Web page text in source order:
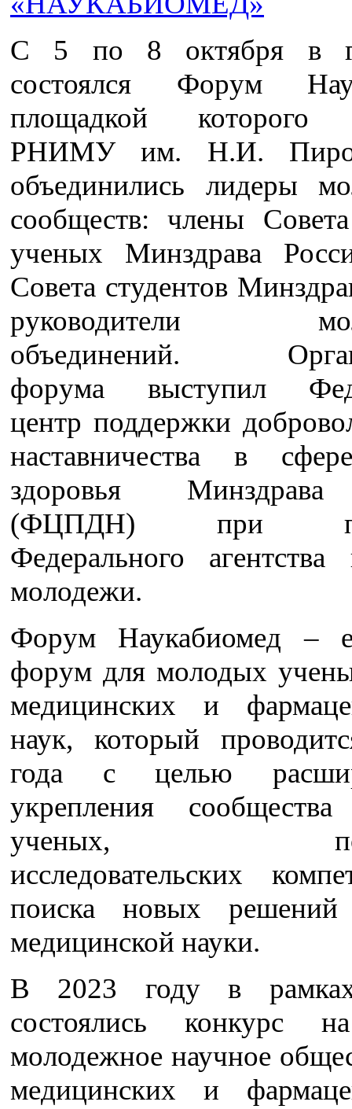
С 5 по 8 октября в
состоялся Форум
площадкой которого
РНИМУ им. Н.И.
объединились лидеры
сообществ: члены
ученых Минздрава
Совета студентов
руководители
объединений.
форума выступил
центр поддержки
наставничества в
здоровья
(ФЦПДН) при
Федерального
молодежи.
Форум Наукабиомед –
форум для молодых
медицинских и
наук, который
года с целью
укрепления
ученых,
исследовательских
поиска новых
медицинской науки.
В 2023 году в
состоялись конкурс
молодежное научное
медицинских и